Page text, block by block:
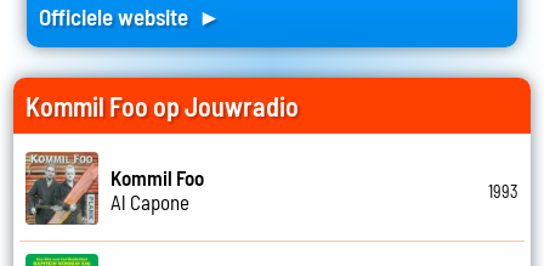
Officiele website ►
Kommil Foo op Jouwradio
Kommil Foo
Al Capone
1993